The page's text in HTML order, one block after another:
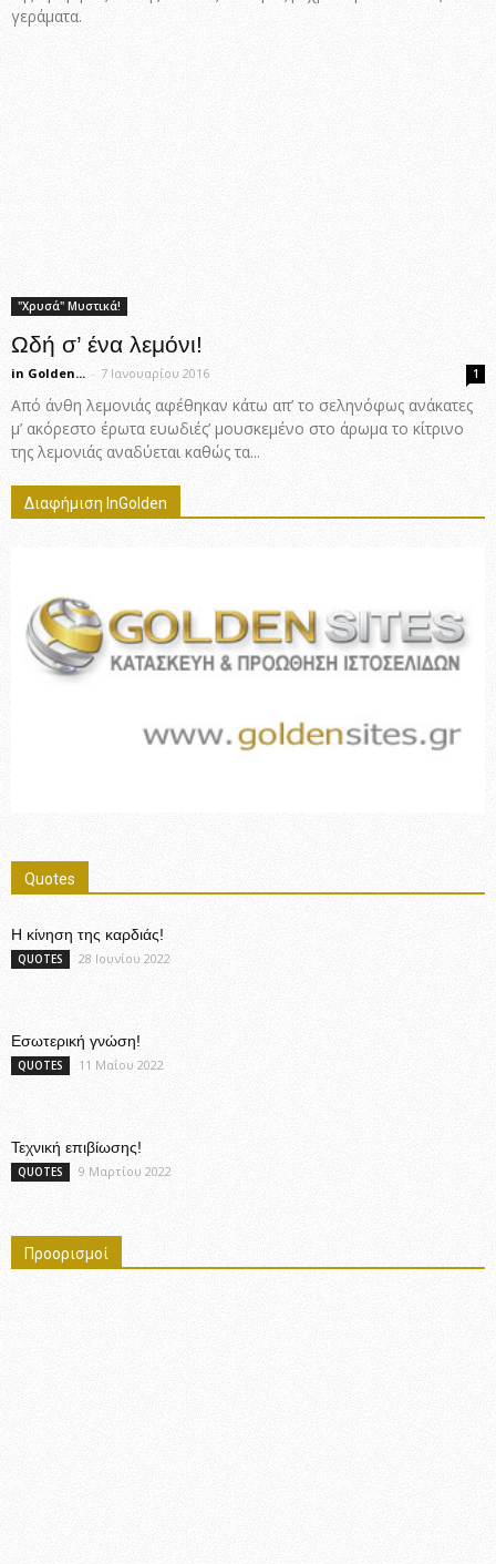
γεράματα.
"Χρυσά" Μυστικά!
Ωδή σ’ ένα λεμόνι!
in Golden... - 7 Ιανουαρίου 2016 1
Από άνθη λεμονιάς αφέθηκαν κάτω απ’ το σεληνόφως ανάκατες
μ’ ακόρεστο έρωτα ευωδιές’ μουσκεμένο στο άρωμα το κίτρινο
της λεμονιάς αναδύεται καθώς τα...
Διαφήμιση InGolden
Quotes
Η κίνηση της καρδιάς!
QUOTES 28 Ιουνίου 2022
Εσωτερική γνώση!
QUOTES 11 Μαΐου 2022
Τεχνική επιβίωσης!
QUOTES 9 Μαρτίου 2022
Προορισμοί